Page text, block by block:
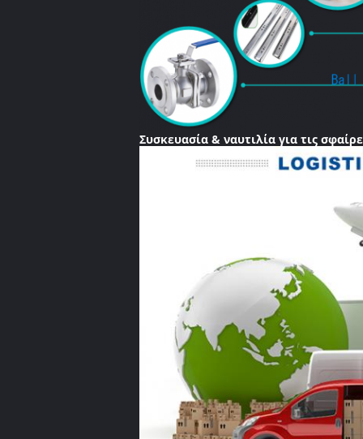
Συσκευασία & ναυτιλία για τις